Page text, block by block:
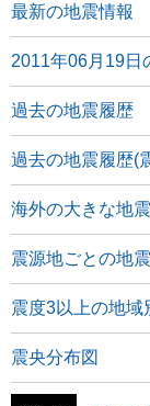
最新の地震情報
2011年06月19日
過去の地震履歴
過去の地震履歴(
海外の大きな地震
震源地ごとの地
震度3以上の地域
震央分布図